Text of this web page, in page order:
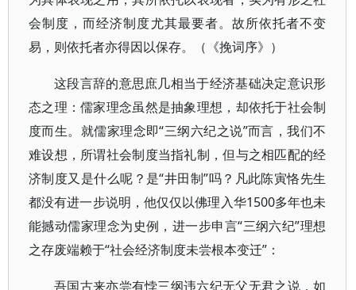
会制度，而经济制度尤其最要者。故所依托者不变
易，则依托者亦得因以保存。（《挽词序》）
这段言辞的意思庶几相当于经济基础决定意识形
态之理：儒家理念虽然是抽象理想，却依托于社会制
度而生。就儒家理念即“三纲六纪之说”而言，我们不
难设想，所谓社会制度当指礼制，但与之相匹配的经
济制度又是什么呢？是“井田制”吗？凡此陈寅恪先生
都没有进一步说明，他仅仅以佛理入华1500多年也未
能撼动儒家理念为史例，进一步申言“三纲六纪”理想
之存废端赖于“社会经济制度未尝根本变迁”：
吾国古来亦尝有悖三纲违六纪无父无君之说，如